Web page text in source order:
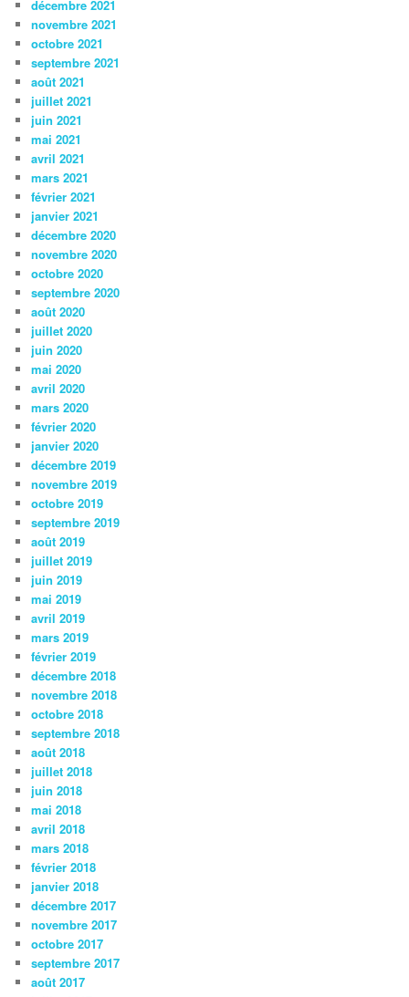
décembre 2021
novembre 2021
octobre 2021
septembre 2021
août 2021
juillet 2021
juin 2021
mai 2021
avril 2021
mars 2021
février 2021
janvier 2021
décembre 2020
novembre 2020
octobre 2020
septembre 2020
août 2020
juillet 2020
juin 2020
mai 2020
avril 2020
mars 2020
février 2020
janvier 2020
décembre 2019
novembre 2019
octobre 2019
septembre 2019
août 2019
juillet 2019
juin 2019
mai 2019
avril 2019
mars 2019
février 2019
décembre 2018
novembre 2018
octobre 2018
septembre 2018
août 2018
juillet 2018
juin 2018
mai 2018
avril 2018
mars 2018
février 2018
janvier 2018
décembre 2017
novembre 2017
octobre 2017
septembre 2017
août 2017